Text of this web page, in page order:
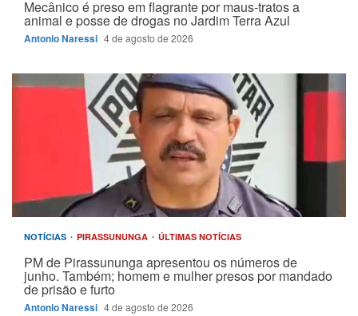
Mecânico é preso em flagrante por maus-tratos a
animal e posse de drogas no Jardim Terra Azul
Antonio Naressi 4 de agosto de 2026
NOTÍCIAS PIRASSUNUNGA ÚLTIMAS NOTÍCIAS
PM de Pirassununga apresentou os números de
junho. Também; homem e mulher presos por mandado
de prisão e furto
Antonio Naressi 4 de agosto de 2026